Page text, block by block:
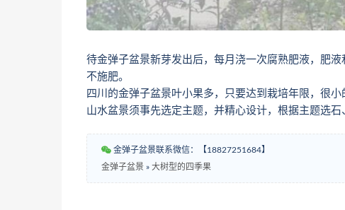
待金弹子盆景新芽发出后，每月浇一次腐熟肥液，肥
不施肥。
四川的金弹子盆景叶小果多，只要达到栽培年限，很
山水盆景须事先选定主题，并精心设计，根据主题选石
金弹子盆景联系微信：【18827251684】
金弹子盆景 » 大树型的四季果